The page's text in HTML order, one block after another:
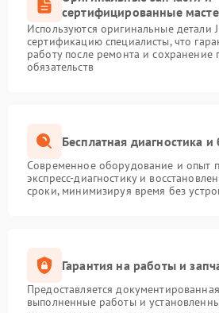
сертифицированные
Используются оригинальные детали
сертификацию специалисты, что
работу после ремонта и сохранение
обязательств
Бесплатная диагностика
Современное оборудование и опыт
экспресс-диагностику и
сроки, минимизируя время без
Гарантия на работы и
Предоставляется
выполненные работы и